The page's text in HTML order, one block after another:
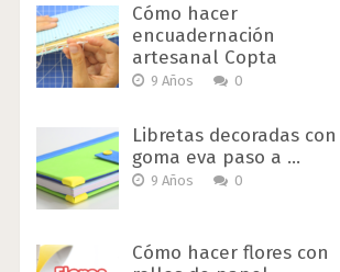
Cómo hacer
encuadernación
artesanal Copta
9 Años 0
Libretas decoradas con
goma eva paso a …
9 Años 0
Cómo hacer flores con